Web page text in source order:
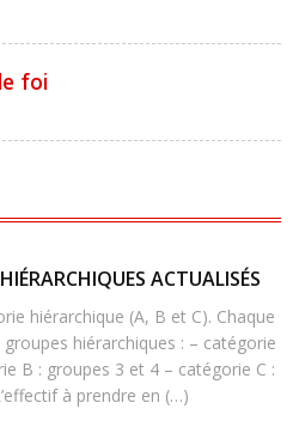
foi
ACTUALISÉS
hiérarchique (A, B et C). Chaque
hiérarchiques : – catégorie
B : groupes 3 et 4 – catégorie C :
à prendre en (…)